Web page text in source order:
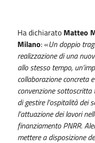
Ha dichiarato Matteo
Milano: «Un doppio
realizzazione di una
allo stesso tempo,
collaborazione concreta
convenzione
di gestire l’ospitalità dei
l’attuazione dei lavori
finanziamento PNRR.
mettere a disposizione